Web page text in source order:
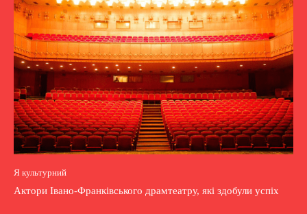
Я культурний
Актори Івано-Франківського драмтеатру, які здобули успіх